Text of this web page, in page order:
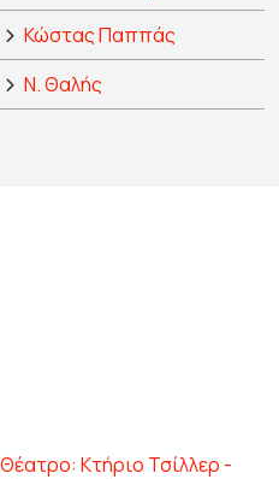
Κώστας Παππάς
Ν. Θαλής
Κτήριο Τσίλλερ -